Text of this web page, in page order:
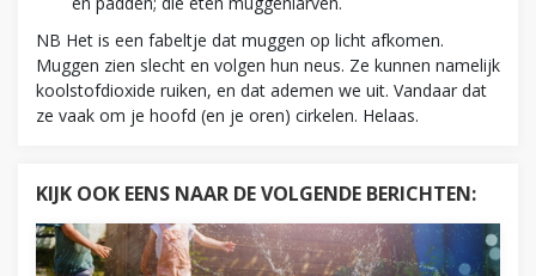
NB Het is een fabeltje dat muggen op licht afkomen.
Muggen zien slecht en volgen hun neus. Ze kunnen namelijk
koolstofdioxide ruiken, en dat ademen we uit. Vandaar dat
ze vaak om je hoofd (en je oren) cirkelen. Helaas.
KIJK OOK EENS NAAR DE VOLGENDE BERICHTEN: